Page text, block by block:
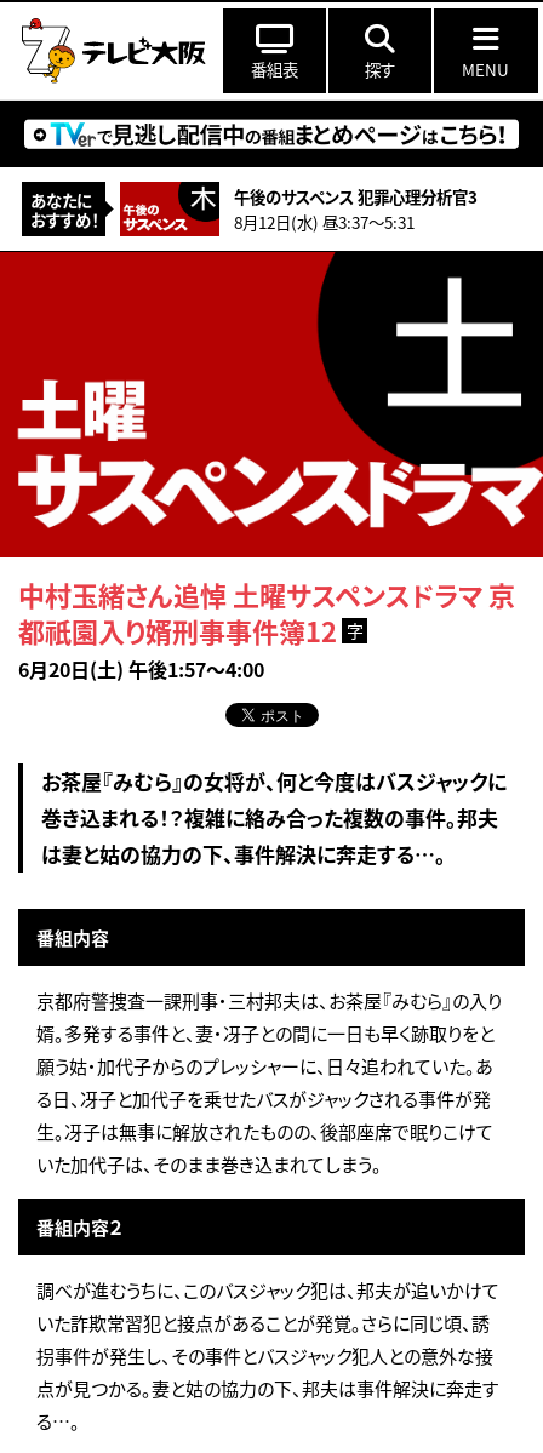
番組表 探す MENU
あなたに
おすすめ！
午後のサスペンス 犯罪心理分析官3
8月12日(水) 昼3:37〜5:31
中村玉緒さん追悼 土曜サスペンスドラマ 京
都祇園入り婿刑事事件簿12 字
6月20日(土) 午後1:57～4:00
お茶屋『みむら』の女将が、何と今度はバスジャックに
巻き込まれる！？複雑に絡み合った複数の事件。邦夫
は妻と姑の協力の下、事件解決に奔走する…。
番組内容
京都府警捜査一課刑事・三村邦夫は、お茶屋『みむら』の入り
婿。多発する事件と、妻・冴子との間に一日も早く跡取りをと
願う姑・加代子からのプレッシャーに、日々追われていた。あ
る日、冴子と加代子を乗せたバスがジャックされる事件が発
生。冴子は無事に解放されたものの、後部座席で眠りこけて
いた加代子は、そのまま巻き込まれてしまう。
番組内容２
調べが進むうちに、このバスジャック犯は、邦夫が追いかけて
いた詐欺常習犯と接点があることが発覚。さらに同じ頃、誘
拐事件が発生し、その事件とバスジャック犯人との意外な接
点が見つかる。妻と姑の協力の下、邦夫は事件解決に奔走す
る…。